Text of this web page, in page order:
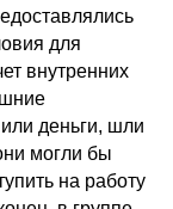
для
внутренних
деньги, шли
могли бы
на работу